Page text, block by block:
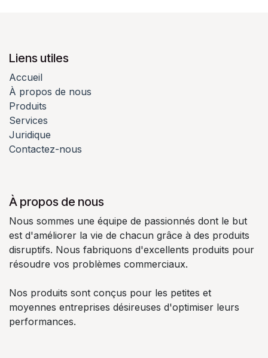
Liens utiles
Accueil
À propos de nous
Produits
Services
Juridique
Contactez-nous
À propos de nous
Nous sommes une équipe de passionnés dont le but
est d'améliorer la vie de chacun grâce à des produits
disruptifs. Nous fabriquons d'excellents produits pour
résoudre vos problèmes commerciaux.
Nos produits sont conçus pour les petites et
moyennes entreprises désireuses d'optimiser leurs
performances.